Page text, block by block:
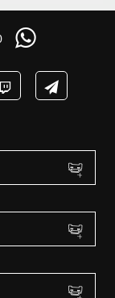
que NO lo
PRUEBA
AUTONOMÍA